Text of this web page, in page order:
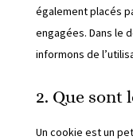
également placés
engagées. Dans le
informons de
2. Que sont
Un cookie est un